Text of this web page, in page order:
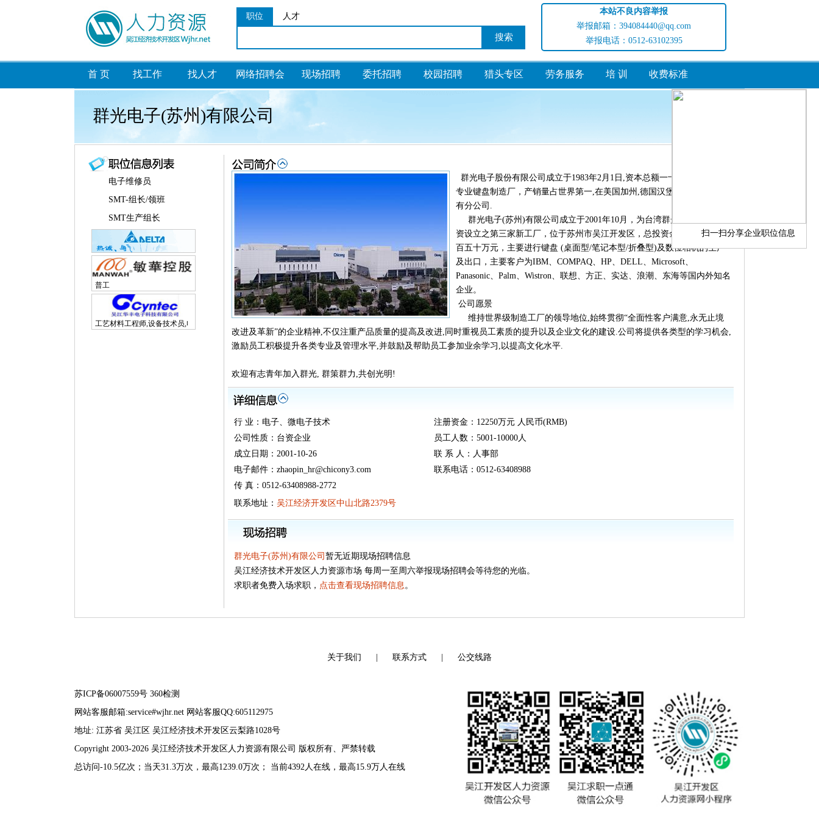
职位 人才
本站不良内容举报
举报邮箱：394084440@qq.com
举报电话：0512-63102395
首 页 找工作 找人才 网络招聘会 现场招聘 委托招聘 校园招聘 猎头专区 劳务服务 培 训 收费标准
群光电子(苏州)有限公司
电子维修员
SMT-组长/领班
SMT生产组长
普工
工艺材料工程师,设备技术员,电子研发工程师
扫一扫分享企业职位信息
群光电子股份有限公司成立于1983年2月1日,资本总额一十二亿人民币,为
专业键盘制造厂，产销量占世界第一,在美国加州,德国汉堡,英国等地均设
有分公司.
群光电子(苏州)有限公司成立于2001年10月，为台湾群光电子在大陆投
资设立之第三家新工厂，位于苏州市吴江开发区，总投资金额一亿两千两
百五十万元，主要进行键盘 (桌面型/笔记本型/折叠型)及数位相机的生产
及出口，主要客户为IBM、COMPAQ、HP、DELL、Microsoft、
Panasonic、Palm、Wistron、联想、方正、实达、浪潮、东海等国内外知名
企业。
公司愿景
维持世界级制造工厂的领导地位,始终贯彻“全面性客户满意,永无止境
改进及革新”的企业精神,不仅注重产品质量的提高及改进,同时重视员工素质的提升以及企业文化的建设.公司将提供各类型的学习机会,
激励员工积极提升各类专业及管理水平,并鼓励及帮助员工参加业余学习,以提高文化水平.
欢迎有志青年加入群光, 群策群力,共创光明!
行 业：电子、微电子技术
注册资金：12250万元 人民币(RMB)
公司性质：台资企业
员工人数：5001-10000人
成立日期：2001-10-26
联 系 人：人事部
电子邮件：zhaopin_hr@chicony3.com
联系电话：0512-63408988
传 真：0512-63408988-2772
联系地址： 吴江经济开发区中山北路2379号
群光电子(苏州)有限公司 暂无近期现场招聘信息
吴江经济技术开发区人力资源市场 每周一至周六举报现场招聘会等待您的光临。
求职者免费入场求职， 点击查看现场招聘信息。
关于我们 联系方式 公交线路
苏ICP备06007559号 360检测
网站客服邮箱:service#wjhr.net 网站客服QQ:605112975
地址: 江苏省 吴江区 吴江经济技术开发区云梨路1028号
Copyright 2003-2026 吴江经济技术开发区人力资源有限公司 版权所有、严禁转载
总访问-10.5亿次；当天31.3万次，最高1239.0万次； 当前4392人在线，最高15.9万人在线